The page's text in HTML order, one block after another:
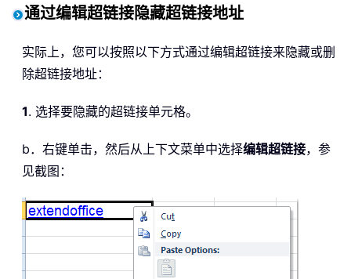
通过编辑超链接隐藏超链接地址
实际上，您可以按照以下方式通过编辑超链接来隐藏或删
除超链接地址：
1. 选择要隐藏的超链接单元格。
b．右键单击，然后从上下文菜单中选择编辑超链接，参
见截图：